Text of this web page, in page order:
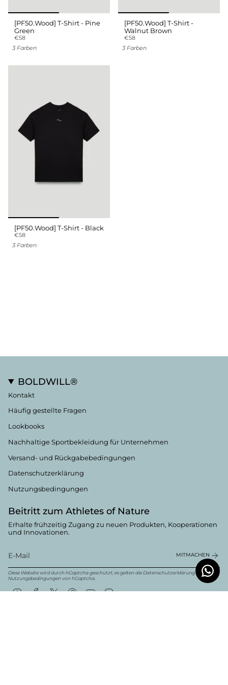
[PF50.Wood] T-Shirt - Pine
Green
€58
3 Farben
[PF50.Wood] T-Shirt -
Walnut Brown
€58
3 Farben
[PF50.Wood] T-Shirt - Black
€58
3 Farben
BOLDWILL®
Kontakt
Häufig gestellte Fragen
Lookbooks
Nachhaltige Sportbekleidung für Unternehmen
Versand- und Rückgabebedingungen
Datenschutzerklärung
Nutzungsbedingungen
Beitritt zum Athletes of Nature
Erhalte frühzeitig Zugang zu neuen Produkten, Kooperationen
und Innovationen.
MITMACHEN
Diese Website wird durch hCaptcha geschützt; es gelten dieDatenschutzerklärungunddie
Nutzungsbedingungen vonhCaptcha.
InstagramFacebook
TwitterPinterestYouTubeLinkedin